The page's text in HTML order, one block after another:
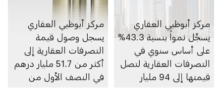
مركز أبوظبي العقاري
يسجِّل نمواً بنسبة 43.3%
على أساس سنوي في
التصرفات العقارية لتصل
قيمتها إلى 94 مليار
مركز أبوظبي العقاري
يسجل وصول قيمة
التصرفات العقارية إلى
أكثر من 51.7 مليار درهم
في النصف الأول من